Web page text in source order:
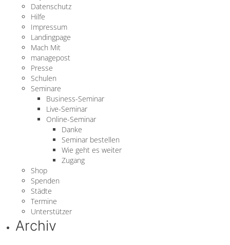
Datenschutz
Hilfe
Impressum
Landingpage
Mach Mit
managepost
Presse
Schulen
Seminare
Business-Seminar
Live-Seminar
Online-Seminar
Danke
Seminar bestellen
Wie geht es weiter
Zugang
Shop
Spenden
Städte
Termine
Unterstützer
Archiv